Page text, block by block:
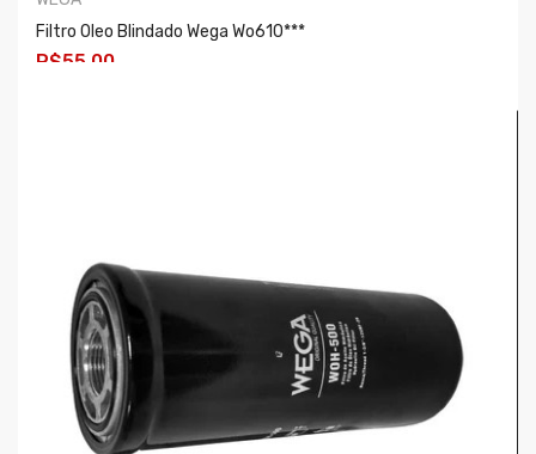
Filtro Oleo Blindado Wega Wo610***
R$55,00